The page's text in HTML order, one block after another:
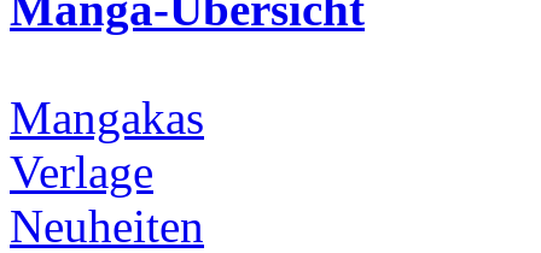
Mangakas
Verlage
Neuheiten